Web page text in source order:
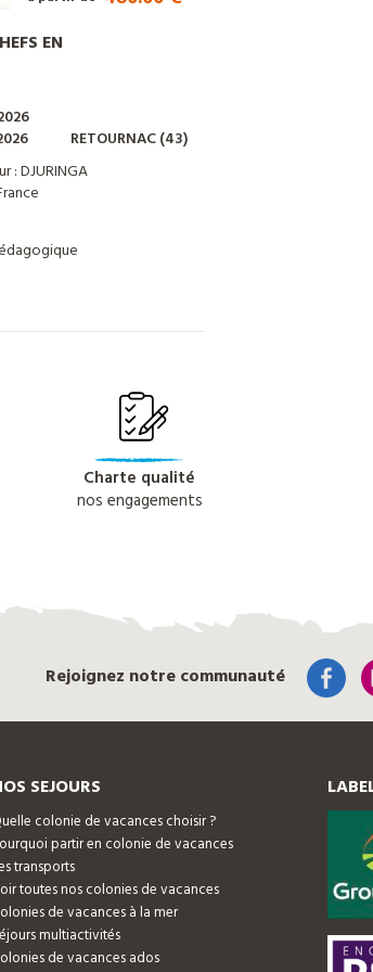
EN
RETOURNAC (43)
: DJURINGA
Charte qualité
nos engagements
Rejoignez notre communauté
SEJOURS
colonie de vacances choisir ?
partir en colonie de vacances
transports
toutes nos colonies de vacances
de vacances à la mer
multiactivités
de vacances ados